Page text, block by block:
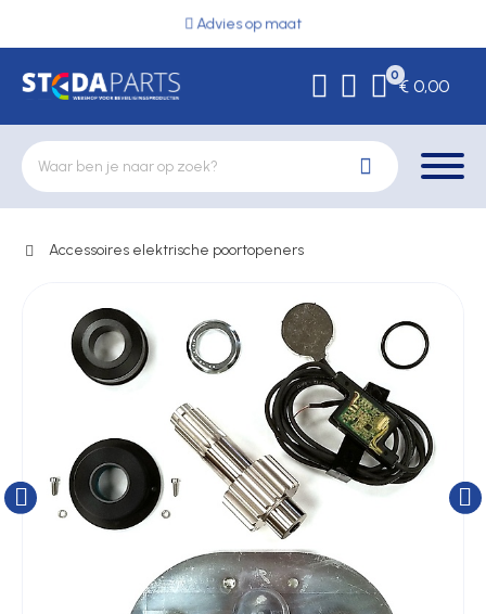
Advies op maat
0
€ 0,00
Deurbeslag
Elektrische vergrendeling
Hekwerkonderdelen
Kluizen
Poortonderdelen
Accessoires elektrische poortopeners